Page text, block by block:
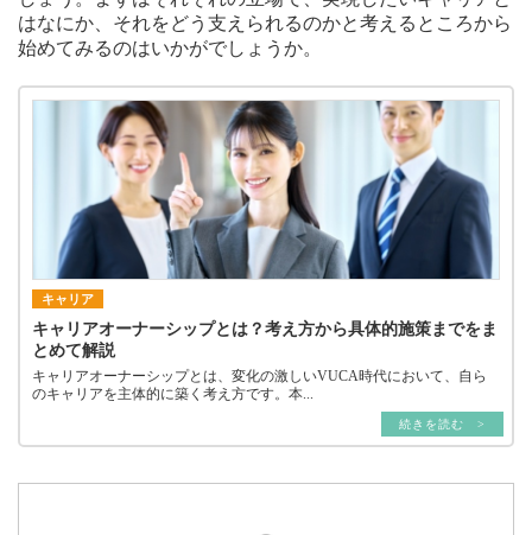
はなにか、それをどう支えられるのかと考えるところから
始めてみるのはいかがでしょうか。
キャリア
キャリアオーナーシップとは？考え方から具体的施策までをま
とめて解説
キャリアオーナーシップとは、変化の激しいVUCA時代において、自ら
のキャリアを主体的に築く考え方です。本...
続きを読む >